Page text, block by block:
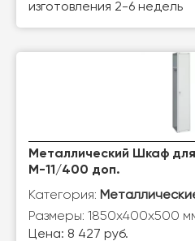
изготовления 2-6 недель
Металлический Шкаф
М-11/400 доп.
Категория:
Размеры: 1850х400х500
Цена: 8 427 руб.